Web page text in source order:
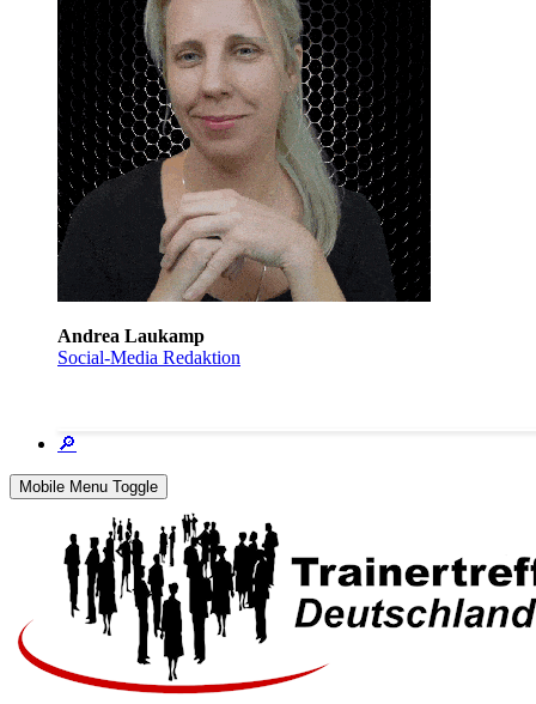
Andrea Laukamp
Social-Media Redaktion
🔎
Mobile Menu Toggle